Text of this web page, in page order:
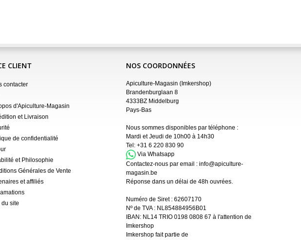
CLIENT
contacter
d'Apiculture-Magasin
et Livraison
de confidentialité
et Philosophie
Générales de Vente
et affiliés
du site
NOS COORDONNÉES
Apiculture-Magasin (Imkershop)
Brandenburglaan 8
4333BZ Middelburg
Pays-Bas
Nous sommes disponibles par téléphone :
Mardi et Jeudi de 10h00 à 14h30
Tel: +31 6 220 830 90
Via Whatsapp
Contactez-nous par email : info@apiculture-
magasin.be
Réponse dans un délai de 48h ouvrées.
Numéro de Siret : 62607170
Nº de TVA : NL854884956B01
IBAN: NL14 TRIO 0198 0808 67 à l'attention de
Imkershop
Imkershop fait partie de